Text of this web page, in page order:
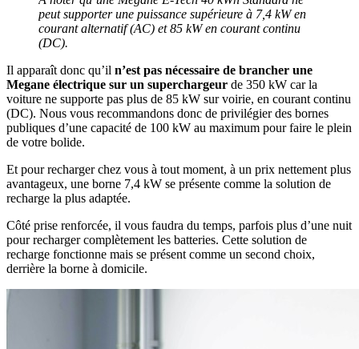
peut supporter une puissance supérieure à 7,4 kW en
courant alternatif (AC) et 85 kW en courant continu
(DC).
Il apparaît donc qu’il n’est pas nécessaire de brancher une
Megane électrique sur un superchargeur de 350 kW car la
voiture ne supporte pas plus de 85 kW sur voirie, en courant continu
(DC). Nous vous recommandons donc de privilégier des bornes
publiques d’une capacité de 100 kW au maximum pour faire le plein
de votre bolide.
Et pour recharger chez vous à tout moment, à un prix nettement plus
avantageux, une borne 7,4 kW se présente comme la solution de
recharge la plus adaptée.
Côté prise renforcée, il vous faudra du temps, parfois plus d’une nuit
pour recharger complètement les batteries. Cette solution de
recharge fonctionne mais se présent comme un second choix,
derrière la borne à domicile.